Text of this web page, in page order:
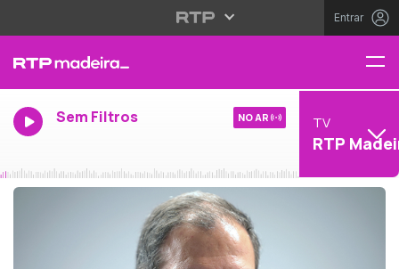
Entrar
Sem Filtros NO AR TV
RTP